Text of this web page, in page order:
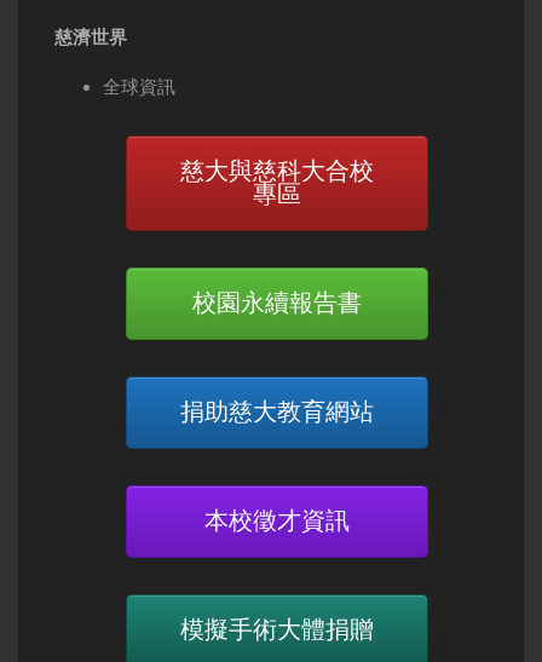
慈濟世界
全球資訊
慈大與慈科大合校
專區
校園永續報告書
捐助慈大教育網站
本校徵才資訊
模擬手術大體捐贈